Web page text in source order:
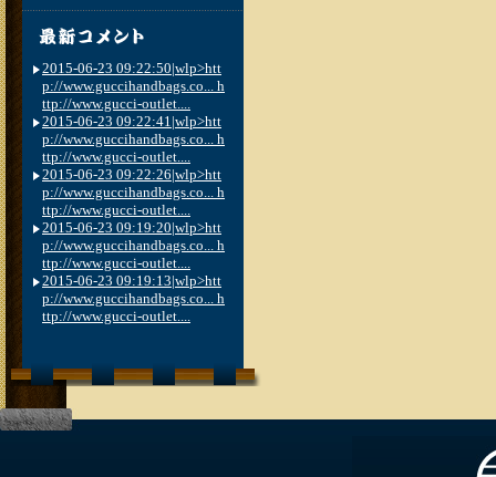
2015-06-23 09:22:50|wlp>htt
p://www.guccihandbags.co... h
ttp://www.gucci-outlet....
2015-06-23 09:22:41|wlp>htt
p://www.guccihandbags.co... h
ttp://www.gucci-outlet....
2015-06-23 09:22:26|wlp>htt
p://www.guccihandbags.co... h
ttp://www.gucci-outlet....
2015-06-23 09:19:20|wlp>htt
p://www.guccihandbags.co... h
ttp://www.gucci-outlet....
2015-06-23 09:19:13|wlp>htt
p://www.guccihandbags.co... h
ttp://www.gucci-outlet....